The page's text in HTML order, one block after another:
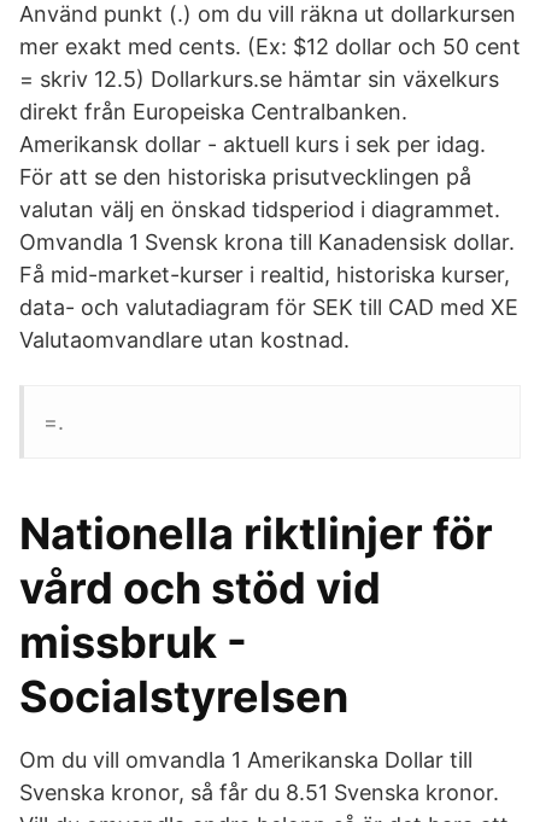
Använd punkt (.) om du vill räkna ut dollarkursen
mer exakt med cents. (Ex: $12 dollar och 50 cent
= skriv 12.5) Dollarkurs.se hämtar sin växelkurs
direkt från Europeiska Centralbanken.
Amerikansk dollar - aktuell kurs i sek per idag.
För att se den historiska prisutvecklingen på
valutan välj en önskad tidsperiod i diagrammet.
Omvandla 1 Svensk krona till Kanadensisk dollar.
Få mid-market-kurser i realtid, historiska kurser,
data- och valutadiagram för SEK till CAD med XE
Valutaomvandlare utan kostnad.
=.
Nationella riktlinjer för
vård och stöd vid
missbruk -
Socialstyrelsen
Om du vill omvandla 1 Amerikanska Dollar till
Svenska kronor, så får du 8.51 Svenska kronor.